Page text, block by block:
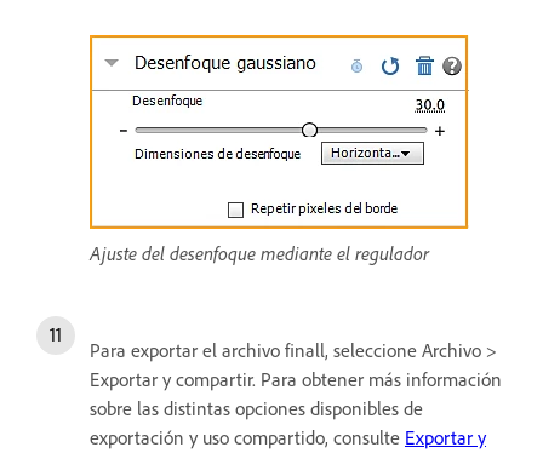
Ajuste del desenfoque mediante el regulador
Para exportar el archivo finall, seleccione Archivo >
Exportar y compartir. Para obtener más información
sobre las distintas opciones disponibles de
exportación y uso compartido, consulte Exportar y